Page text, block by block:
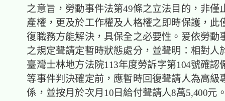
之意旨，勞動事件法第49條之立法目的，非僅
產權，更及於工作權及人格權之即時保護，此
復職務方能解決，具保全之必要性。爰依勞動
之規定聲請定暫時狀態處分，並聲明：相對人
臺灣士林地方法院113年度勞訴字第104號確認
等事件判決確定前，應暫時回復聲請人為高級
係，並按月於次月10日給付聲請人8萬5,400元